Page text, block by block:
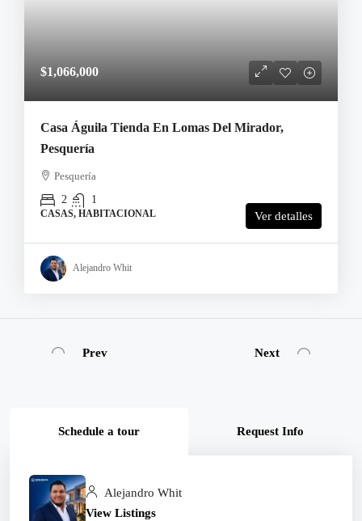
$1,066,000
Casa Águila Tienda En Lomas Del Mirador,
Pesquería
Pesquería
2
1
CASAS, HABITACIONAL Ver detalles
Alejandro Whit
Prev Next
Schedule a tour Request Info
Alejandro Whit
View Listings